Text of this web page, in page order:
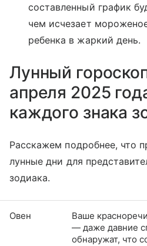
составленный график
чем исчезает
ребенка в жаркий день.
Лунный
апреля 2025
каждого знака
Расскажем подробнее, что
лунные дни для
зодиака.
Овен
Ваше
— даже давние
обнаружат, что